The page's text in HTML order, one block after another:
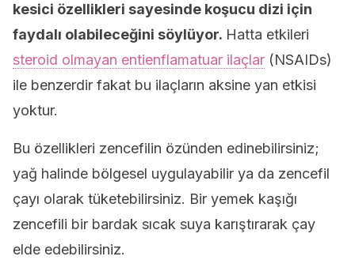
kesici özellikleri sayesinde koşucu dizi için
faydalı olabileceğini söylüyor. Hatta etkileri
steroid olmayan entienflamatuar ilaçlar (NSAIDs)
ile benzerdir fakat bu ilaçların aksine yan etkisi
yoktur.
Bu özellikleri zencefilin özünden edinebilirsiniz;
yağ halinde bölgesel uygulayabilir ya da zencefil
çayı olarak tüketebilirsiniz. Bir yemek kaşığı
zencefili bir bardak sıcak suya karıştırarak çay
elde edebilirsiniz.